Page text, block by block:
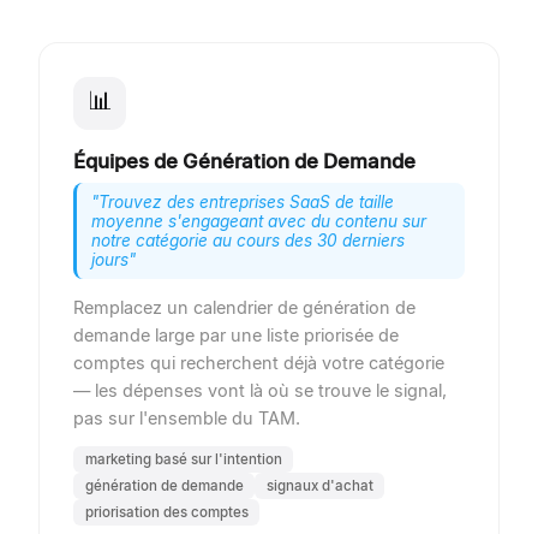
📊
Équipes de Génération de Demande
"Trouvez des entreprises SaaS de taille
moyenne s'engageant avec du contenu sur
notre catégorie au cours des 30 derniers
jours"
Remplacez un calendrier de génération de
demande large par une liste priorisée de
comptes qui recherchent déjà votre catégorie
— les dépenses vont là où se trouve le signal,
pas sur l'ensemble du TAM.
marketing basé sur l'intention
génération de demande
signaux d'achat
priorisation des comptes